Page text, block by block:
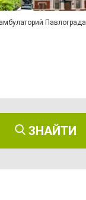
Павлограда
ЗНАЙТИ